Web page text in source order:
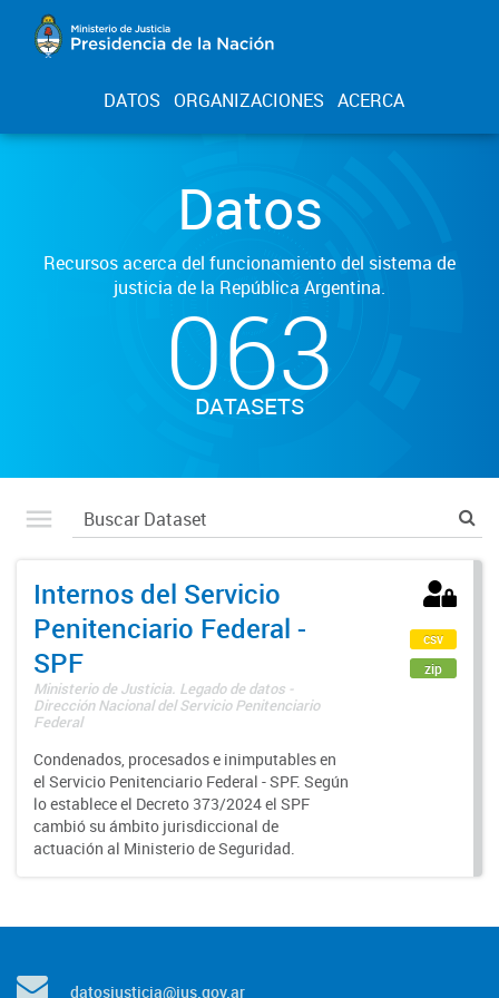
DATOS ORGANIZACIONES ACERCA
Datos
Recursos acerca del funcionamiento del sistema de
justicia de la República Argentina.
063
DATASETS
Internos del Servicio
Penitenciario Federal -
SPF
Ministerio de Justicia. Legado de datos -
Dirección Nacional del Servicio Penitenciario
Federal
Condenados, procesados e inimputables en
el Servicio Penitenciario Federal - SPF. Según
lo establece el Decreto 373/2024 el SPF
cambió su ámbito jurisdiccional de
actuación al Ministerio de Seguridad.
csv
zip
datosjusticia@jus.gov.ar